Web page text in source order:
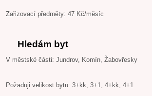
Zařizovací předměty: 47 Kč/měsíc
Hledám byt
V městské části: Jundrov, Komín, Žabovřesky
Požaduji velikost bytu: 3+kk, 3+1, 4+kk, 4+1